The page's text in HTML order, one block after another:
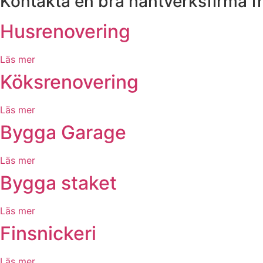
Husrenovering
Läs mer
Köksrenovering
Läs mer
Bygga Garage
Läs mer
Bygga staket
Läs mer
Finsnickeri